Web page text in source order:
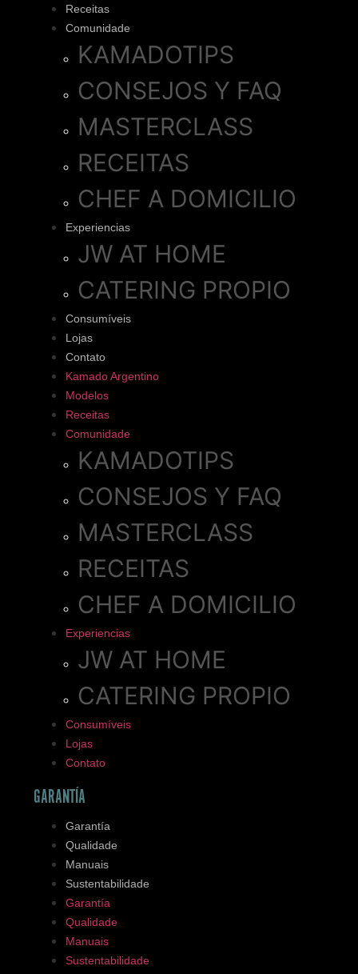
Receitas
Comunidade
KAMADOTIPS
CONSEJOS Y FAQ
MASTERCLASS
RECEITAS
CHEF A DOMICILIO
Experiencias
JW AT HOME
CATERING PROPIO
Consumíveis
Lojas
Contato
Kamado Argentino
Modelos
Receitas
Comunidade
KAMADOTIPS
CONSEJOS Y FAQ
MASTERCLASS
RECEITAS
CHEF A DOMICILIO
Experiencias
JW AT HOME
CATERING PROPIO
Consumíveis
Lojas
Contato
GARANTÍA
Garantía
Qualidade
Manuais
Sustentabilidade
Garantía
Qualidade
Manuais
Sustentabilidade